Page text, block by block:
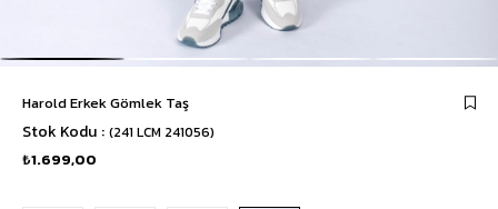
Harold Erkek Gömlek Taş
Stok Kodu (241 LCM 241056)
₺1.699,00